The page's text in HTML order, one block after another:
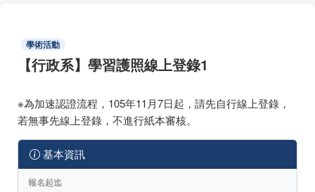
學術活動
【行政系】學習護照線上登錄1
※為加速認證流程，105年11月7日起，請先自行線上登錄，
若無事先線上登錄，不進行紙本審核。
基本資訊
報名起迄